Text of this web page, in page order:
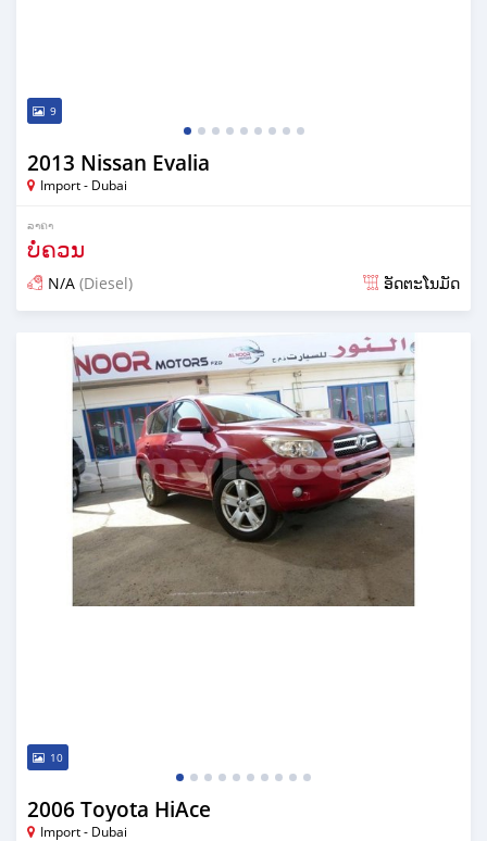
9
2013 Nissan Evalia
Import - Dubai
ລາຄາ
ບໍ່ຄວນ
N/A (Diesel) ອັດຕະໂນມັດ
10
2006 Toyota HiAce
Import - Dubai